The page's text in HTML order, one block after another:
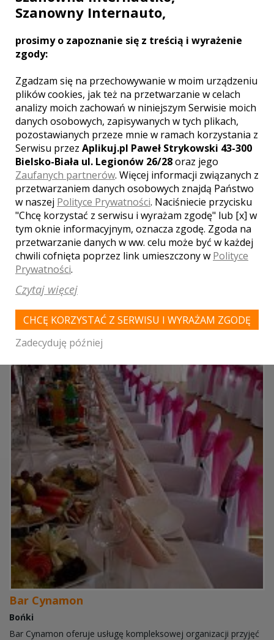
WARSZAWA
PAŁACYK OTRĘBUSY
WARSZAWA
LOKALE WESELNE Z MIASTA
WYNIKÓW:
Bar Cynamon
Bońki
Bar Cynamon oferuje usługę kompleksowej organizacji przyjęć
Szanowny Internauto,
prosimy o zapoznanie się z treścią i wyrażenie
zgody:
Zgadzam się na przechowywanie w moim urządzeniu
plików cookies, jak też na przetwarzanie w celach
analizy moich zachowań w niniejszym Serwisie moich
danych osobowych, zapisywanych w tych plikach,
pozostawianych przeze mnie w ramach korzystania z
Serwisu przez Aplikuj.pl Paweł Strykowski 43-300
Bielsko-Biała ul. Legionów 26/28oraz jego
Zaufanych partnerów. Więcej informacji związanych z
przetwarzaniem danych osobowych znajdą Państwo
w naszej Polityce Prywatności. Naciśniecie przycisku
"Chcę korzystać z serwisu i wyrażam zgodę" lub [x] w
tym oknie informacyjnym, oznacza zgodę. Zgoda na
przetwarzanie danych w ww. celu może być w każdej
chwili cofnięta poprzez link umieszczony w Polityce
Prywatności.
Czytaj więcej
CHCĘ KORZYSTAĆ Z SERWISU I WYRAŻAM ZGODĘ
Zadecyduję później